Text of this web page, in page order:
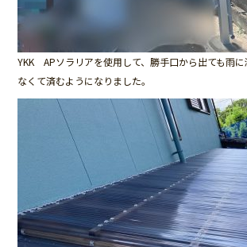
YKK APソラリアを使用して、勝手口から出ても雨に
なくて済むようになりました。